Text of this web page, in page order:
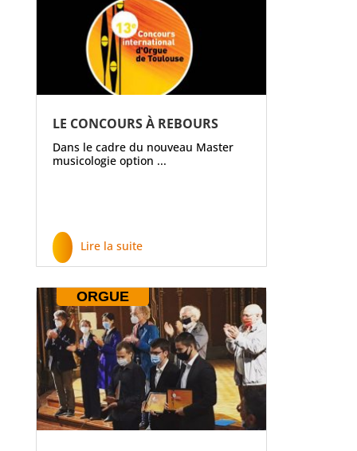
LE CONCOURS À REBOURS
Dans le cadre du nouveau Master
musicologie option ...
Lire la suite
ORGUE